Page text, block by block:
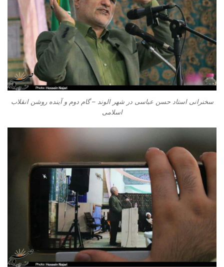
سخنرانی استاد حسن عباسی در شهر الوند – گام دوم و آینده روشن انقلاب
اسلامی